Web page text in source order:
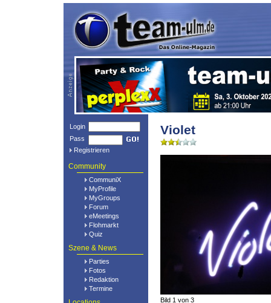
Login
Pass
Registrieren
Community
CommuniX
MyProfile
MyGroups
Forum
eMeetings
Flohmarkt
Quiz
Szene & News
Parties
Fotos
Redaktion
Termine
Violet
Bild 1 von 3